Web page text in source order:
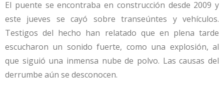
El puente se encontraba en construcción desde 2009 y
este jueves se cayó sobre transeúntes y vehículos.
Testigos del hecho han relatado que en plena tarde
escucharon un sonido fuerte, como una explosión, al
que siguió una inmensa nube de polvo. Las causas del
derrumbe aún se desconocen.